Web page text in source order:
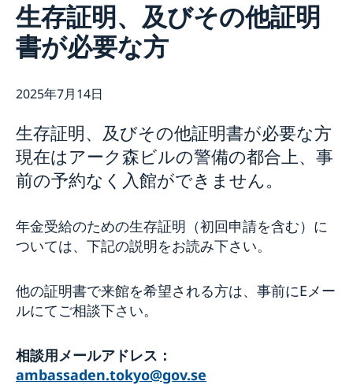
スウェーデン大使館について
ヴィクトリア・リー大使
スタッフ
チーム・スウェーデン
商務部・投資部
大使館の建築
ニュースとイベント
スウェーデン大使館関連のイベントはこちらをご覧くだ
スウェーデン大使館への後援名義使用申請について
生存証明、及びその他証明
書が必要な方
2025年7月14日
生存証明、及びその他証明書が必要な方
現在はアーク森ビルの警備の都合上、事
前の予約なく入館ができません。
年金受給のための生存証明（初回申請を含む）に
ついては、下記の説明をお読み下さい。
他の証明書で来館を希望される方は、事前にEメー
ルにてご相談下さい。
相談用メールアドレス：
ambassaden.tokyo@gov.se